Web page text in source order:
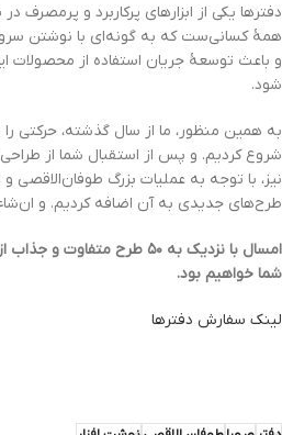
دفترها یکی از ابزارهای پرکاربرد و پرمصرف
همۀ کسانی‌ست که به گونه‌ای با نوشتن
و باعث توسعۀ جریان استفاده از محصولات
شود.
به همین منظور، ما از سال گذشته، حرکتی
شروع کردیم. و پس از استقبال شما از
نیز، با توجه به عملیات بزرگ طوفان‌الاقصی
طرح‌های جدیدی به آن اضافه کردیم. و
امسال با نزدیک به ۵۰ طرح
شما خواهیم بود.
لینک سفارش دفترها